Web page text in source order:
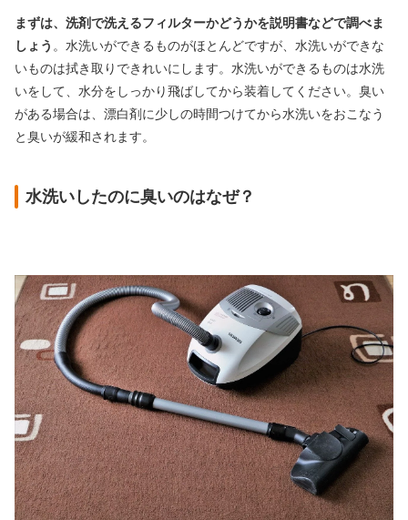
まずは、洗剤で洗えるフィルターかどうかを説明書などで調べま
しょう 。水洗いができるものがほとんどですが、水洗いができな
いものは拭き取りできれいにします。水洗いができるものは水洗
いをして、水分をしっかり飛ばしてから装着してください。臭い
がある場合は、漂白剤に少しの時間つけてから水洗いをおこなう
と臭いが緩和されます。
水洗いしたのに臭いのはなぜ？